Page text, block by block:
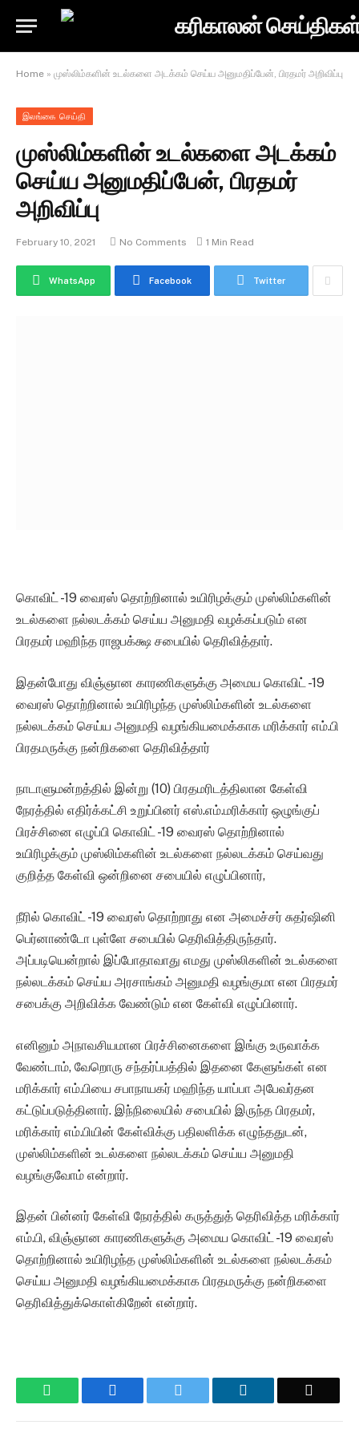
Home » முஸ்லிம்களின் உடல்களை அடக்கம் செய்ய அனுமதிப்பேன், பிரதமர் அறிவிப்பு
இலங்கை செய்தி
முஸ்லிம்களின் உடல்களை அடக்கம்
செய்ய அனுமதிப்பேன், பிரதமர்
அறிவிப்பு
February 10, 2021 No Comments 1 Min Read
WhatsApp Facebook Twitter
கொவிட் -19 வைரஸ் தொற்றினால் உயிரிழக்கும் முஸ்லிம்களின்
உடல்களை நல்லடக்கம் செய்ய அனுமதி வழக்கப்படும் என
பிரதமர் மஹிந்த ராஜபக்க்ஷ சபையில் தெரிவித்தார்.
இதன்போது விஞ்ஞான காரணிகளுக்கு அமைய கொவிட் -19
வைரஸ் தொற்றினால் உயிரிழந்த முஸ்லிம்களின் உடல்களை
நல்லடக்கம் செய்ய அனுமதி வழங்கியமைக்காக மரிக்கார் எம்.பி
பிரதமருக்கு நன்றிகளை தெரிவித்தார்
நாடாளுமன்றத்தில் இன்று (10) பிரதமரிடத்திலான கேள்வி
நேரத்தில் எதிர்க்கட்சி உறுப்பினர் எஸ்.எம்.மரிக்கார் ஒழுங்குப்
பிரச்சினை எழுப்பி கொவிட் -19 வைரஸ் தொற்றினால்
உயிரிழக்கும் முஸ்லிம்களின் உடல்களை நல்லடக்கம் செய்வது
குறித்த கேள்வி ஒன்றினை சபையில் எழுப்பினார்,
நீரில் கொவிட் -19 வைரஸ் தொற்றாது என அமைச்சர் சுதர்ஷினி
பெர்னாண்டோ புள்ளே சபையில் தெரிவித்திருந்தார்.
அப்படியென்றால் இப்போதாவாது எமது முஸ்லிகளின் உடல்களை
நல்லடக்கம் செய்ய அரசாங்கம் அனுமதி வழங்குமா என பிரதமர்
சபைக்கு அறிவிக்க வேண்டும் என கேள்வி எழுப்பினார்.
எனினும் அநாவசியமான பிரச்சினைகளை இங்கு உருவாக்க
வேண்டாம், வேறொரு சந்தர்ப்பத்தில் இதனை கேளுங்கள் என
மரிக்கார் எம்.பியை சபாநாயகர் மஹிந்த யாப்பா அபேவர்தன
கட்டுப்படுத்தினார். இந்நிலையில் சபையில் இருந்த பிரதமர்,
மரிக்கார் எம்.பியின் கேள்விக்கு பதிலளிக்க எழுந்ததுடன்,
முஸ்லிம்களின் உடல்களை நல்லடக்கம் செய்ய அனுமதி
வழங்குவோம் என்றார்.
இதன் பின்னர் கேள்வி நேரத்தில் கருத்துத் தெரிவித்த மரிக்கார்
எம்.பி, விஞ்ஞான காரணிகளுக்கு அமைய கொவிட் -19 வைரஸ்
தொற்றினால் உயிரிழந்த முஸ்லிம்களின் உடல்களை நல்லடக்கம்
செய்ய அனுமதி வழங்கியமைக்காக பிரதமருக்கு நன்றிகளை
தெரிவித்துக்கொள்கிறேன் என்றார்.
WhatsApp